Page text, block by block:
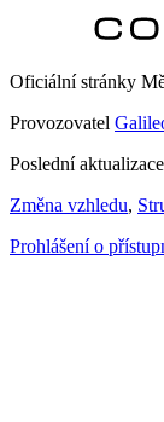
Oficiální stránky
Provozovatel
Poslední
Změna vzhledu,
Prohlášení o